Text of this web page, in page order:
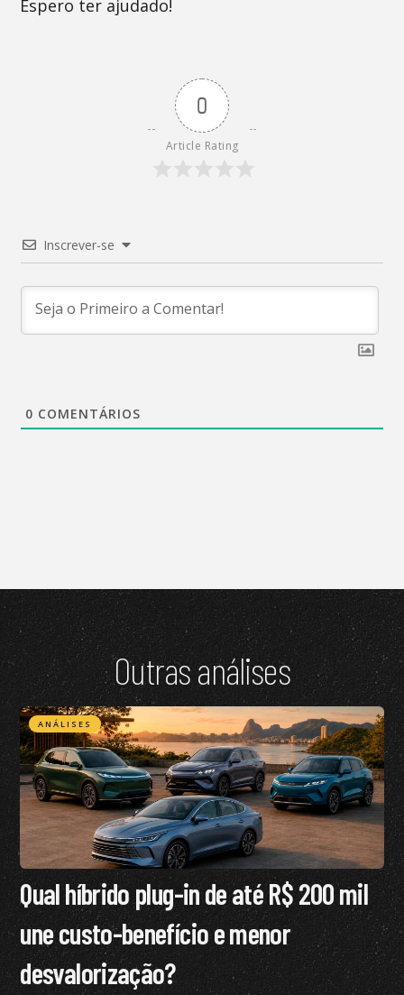
Espero ter ajudado!
0
Article Rating
Inscrever-se
0 COMENTÁRIOS
Outras análises
ANÁLISES
Qual híbrido plug-in de até R$ 200 mil
une custo-benefício e menor
desvalorização?